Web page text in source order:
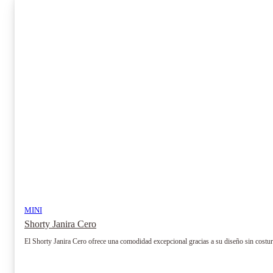
MINI
Shorty Janira Cero
El Shorty Janira Cero ofrece una comodidad excepcional gracias a su diseño sin